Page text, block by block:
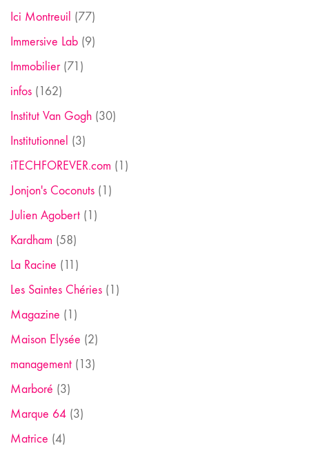
Ici Montreuil (77)
Immersive Lab (9)
Immobilier(71)
infos (162)
Institut Van Gogh (30)
Institutionnel (3)
iTECHFOREVER.com (1)
Jonjon's Coconuts (1)
Julien Agobert (1)
Kardham (58)
La Racine (11)
Les Saintes Chéries (1)
Magazine (1)
Maison Elysée (2)
management (13)
Marboré (3)
Marque 64 (3)
Matrice (4)